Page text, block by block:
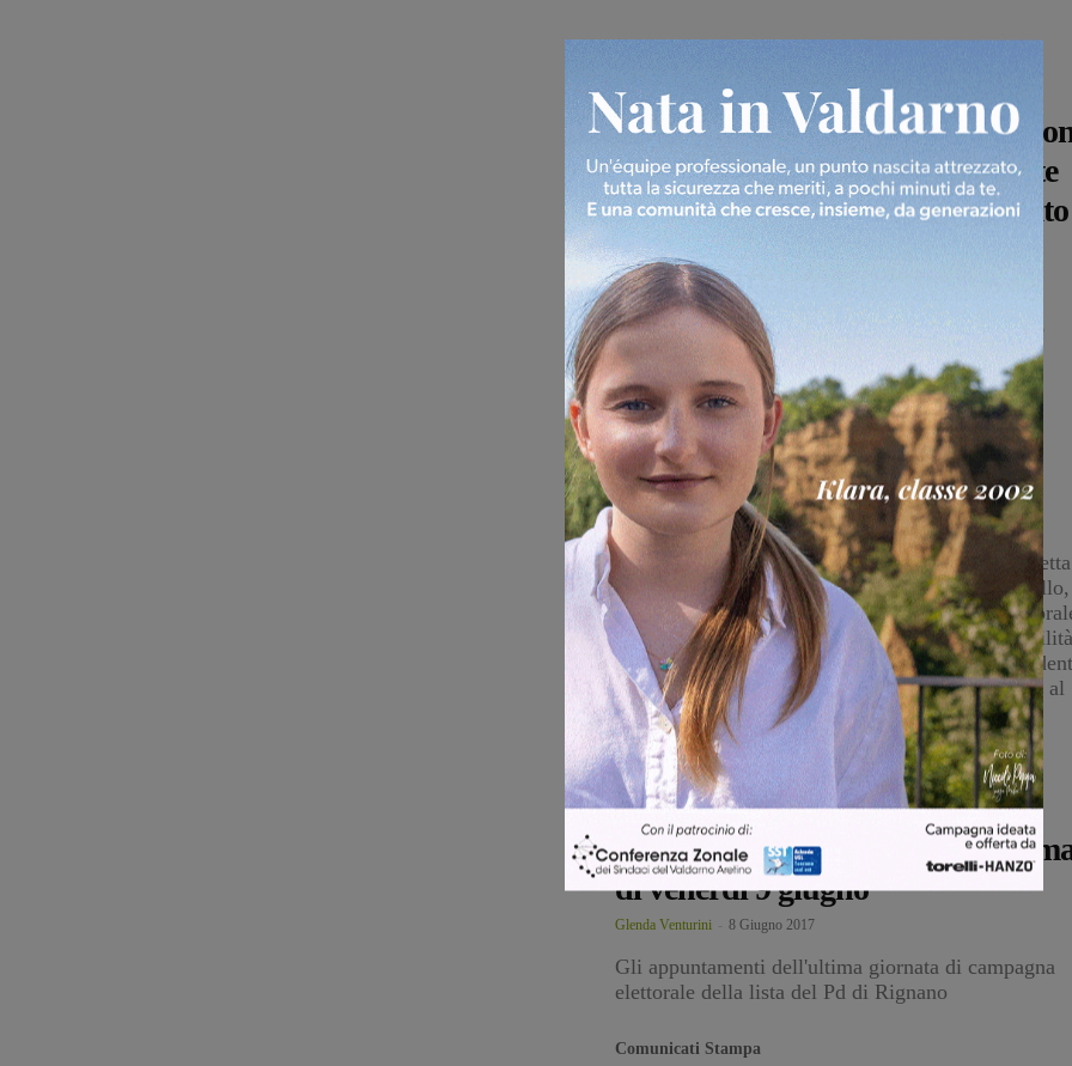
Politica
Nel Comune di Renzi stravince
una Lista civica il sindaco uscente
Daniele Lorenzini. Quasi doppiato
il Pd
Monica Campani - 12 Giugno 2017
Dopo una campagna elettorale incandescente e lo
strappo con il Pd Daniele Lorenzini ottiene una
importante vittoria politica e personale
Politica
Reggello e Rignano, il giorno del
voto
Glenda Venturini - 11 Giugno 2017
Seggi aperti dalle 7 alle 23, poi lo spoglio (in diretta
su Valdarnopost). Sei i candidati sindaci a Reggello,
dove si vota per la prima volta con la legge
per comuni sopra i 15mila abitanti, con la possibilità
di andare al ballottaggio; quattro invece i
a Rignano, dove si elegge il sindaco direttamente al
primo turno
Comunicati Stampa
Eva Uccella Sindaco:
appuntamenti di chiusura della
campagna elettorale, il
di venerdì 9 giugno
Glenda Venturini 8 Giugno 2017
Gli appuntamenti dell'ultima giornata di campagna
elettorale della lista del Pd di Rignano
Comunicati Stampa